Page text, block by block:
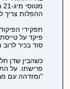
ההפלות צריך
סוד בכיר
כשהבין שדן
פרישתו. על
"ומזדהה עם